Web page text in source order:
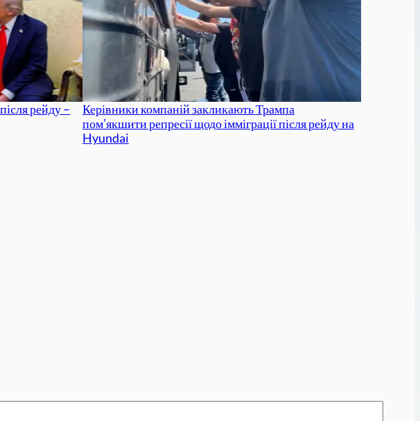
рейду –
Керівники компаній закликають Трампа
пом’якшити репресії щодо імміграції після рейду на
Hyundai